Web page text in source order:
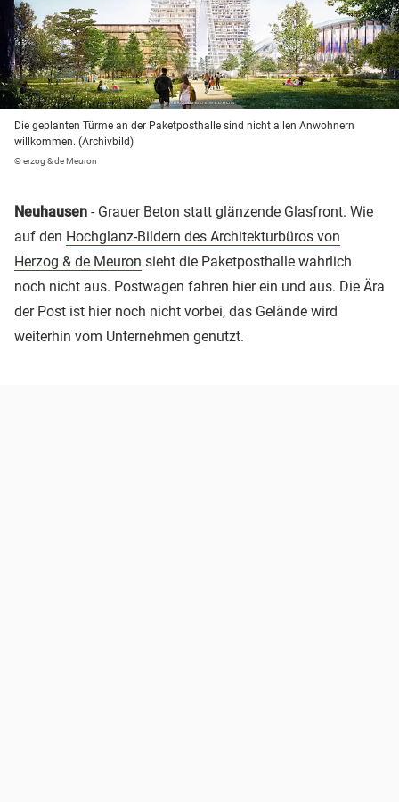
Die geplanten Türme an der Paketposthalle sind nicht allen Anwohnern
willkommen. (Archivbild)
© erzog & de Meuron
Neuhausen - Grauer Beton statt glänzende Glasfront. Wie
auf den Hochglanz-Bildern des Architekturbüros von
Herzog & de Meuron sieht die Paketposthalle wahrlich
noch nicht aus. Postwagen fahren hier ein und aus. Die Ära
der Post ist hier noch nicht vorbei, das Gelände wird
weiterhin vom Unternehmen genutzt.